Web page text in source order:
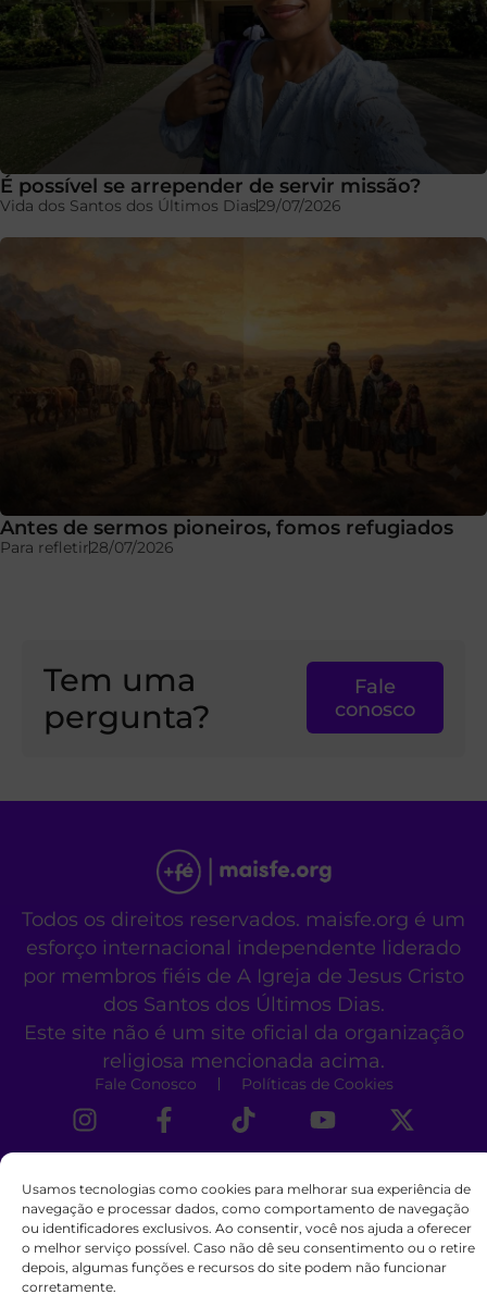
Usamos tecnologias como cookies para melhorar sua experiência de
navegação e processar dados, como comportamento de navegação
ou identificadores exclusivos. Ao consentir, você nos ajuda a oferecer
o melhor serviço possível. Caso não dê seu consentimento ou o retire
depois, algumas funções e recursos do site podem não funcionar
corretamente.
É possível se arrepender de servir missão?
Vida dos Santos dos Últimos Dias29/07/2026
Antes de sermos pioneiros, fomos refugiados
Para refletir28/07/2026
Tem uma
pergunta?
Fale
conosco
Todos os direitos reservados. maisfe.org é um
esforço internacional independente liderado
por membros fiéis de A Igreja de Jesus Cristo
dos Santos dos Últimos Dias.
Este site não é um site oficial da organização
religiosa mencionada acima.
Fale Conosco Políticas de Cookies